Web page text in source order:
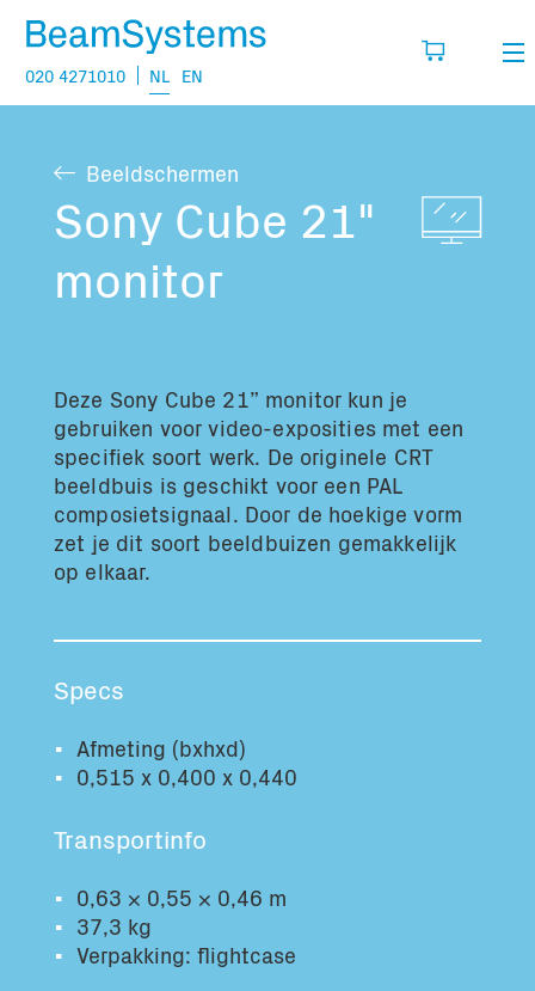
020 4271010 NL EN
Verkoop
Projecten
Vragen
Vacatures
Mijn wensenlijst
Vul hier de producten in die je denkt nodig
te hebben.
Jouw winkelmandje is leeg
Transport informatie:
Totaal volume:
0.0m3
Totaal gewicht:
Beeldschermen
Sony Cube 21"
monitor
Deze Sony Cube 21” monitor kun je
gebruiken voor video-exposities met een
specifiek soort werk. De originele CRT
beeldbuis is geschikt voor een PAL
composietsignaal. Door de hoekige vorm
zet je dit soort beeldbuizen gemakkelijk
op elkaar.
Specs
Afmeting (bxhxd)
0,515 x 0,400 x 0,440
Transportinfo
0,63 × 0,55 × 0,46 m
37,3 kg
Verpakking: flightcase